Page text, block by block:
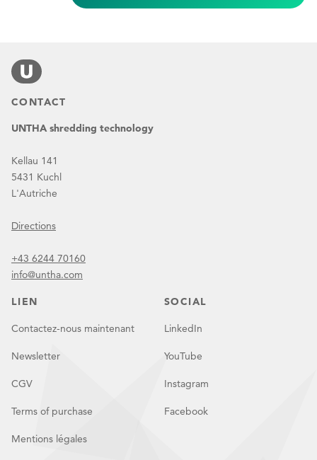
CONTACT
UNTHA shredding technology
Kellau 141
5431 Kuchl
L'Autriche
Directions
+43 6244 70160
info@untha.com
LIEN
Contactez-nous maintenant
Newsletter
CGV
Terms of purchase
Mentions légales
SOCIAL
LinkedIn
YouTube
Instagram
Facebook